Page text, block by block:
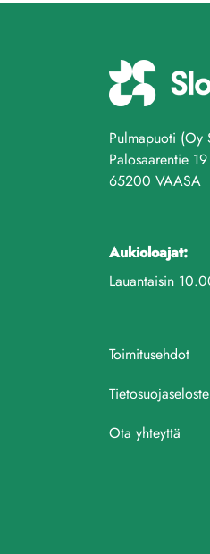
Pulmapuoti (Oy
Palosaarentie 19
65200 VAASA
Aukioloajat:
Lauantaisin
Toimitusehdot
Tietosuojaseloste
Ota yhteyttä